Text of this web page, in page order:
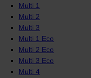
Multi 1
Multi 2
Multi 3
Multi 1 Eco
Multi 2 Eco
Multi 3 Eco
Multi 4